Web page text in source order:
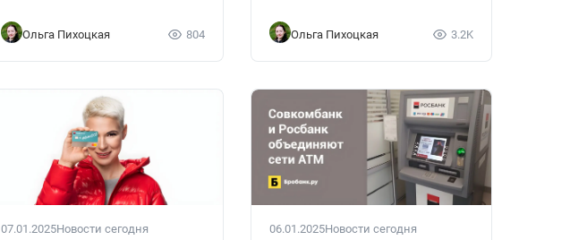
Ольга Пихоцкая 804 Ольга Пихоцкая 3.2K
07.01.2025Новости сегодня 06.01.2025Новости сегодня